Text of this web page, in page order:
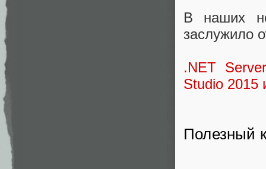
В наших
заслужило
.NET
Studio 2015
Полезный